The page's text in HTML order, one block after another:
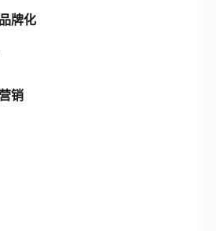
牌化
销